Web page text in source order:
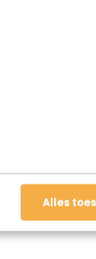
Alles
een
strand
of
tot